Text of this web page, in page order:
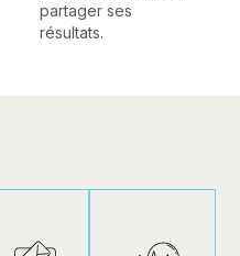
partager ses
résultats.